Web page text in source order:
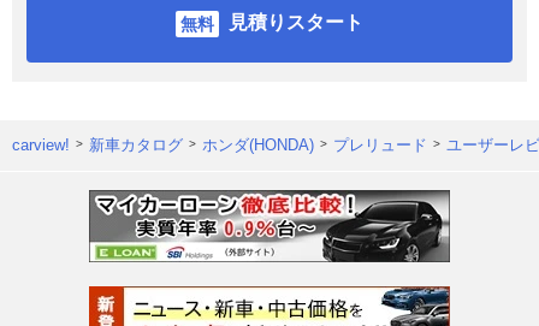
見積りスタート
carview! 新車カタログ ホンダ(HONDA) プレリュード ユーザーレ